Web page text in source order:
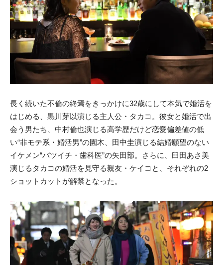
長く続いた不倫の終焉をきっかけに32歳にして本気で婚活を
はじめる、黒川芽以演じる主人公・タカコ。彼女と婚活で出
会う男たち、中村倫也演じる高学歴だけど恋愛偏差値の低
い“非モテ系・婚活男”の園木、田中圭演じる結婚願望のない
イケメン“バツイチ・歯科医”の矢田部。さらに、臼田あさ美
演じるタカコの婚活を見守る親友・ケイコと、それぞれの2
ショットカットが解禁となった。